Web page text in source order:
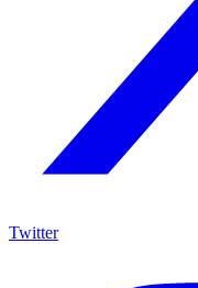
Twitter